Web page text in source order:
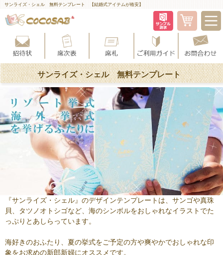
サンライズ・シェル 無料テンプレート 【結婚式アイテムが格安】
サンライズ・シェル 無料テンプレート
『サンライズ・シェル』のデザインテンプレートは、サンゴや真珠
貝、タツノオトシゴなど、海のシンボルをおしゃれなイラストでた
っぷりとあしらっています。
海好きのおふたり、夏の挙式をご予定の方や爽やかでおしゃれな印
象をお求めの新郎新婦にオススメです。